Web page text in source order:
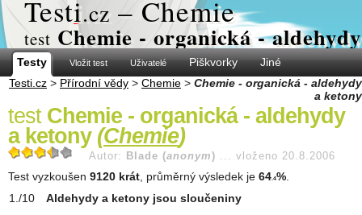
Testi.cz – Chemie
test Chemie - organická -
Testy Vložit test Uživatelé Piškvorky
Jiné
Testi.cz > Přírodní vědy > Chemie > Chemie - organická - aldehydy
a ketony
test Chemie - organická - aldehydy
a ketony (Chemie)
Autor: Blade (anonym ) ... vloženo 20.8.2006
Test vyzkoušen 9120 krát , průměrný výsledek je 64 .4%
Aldehydy a ketony jsou sloučeniny